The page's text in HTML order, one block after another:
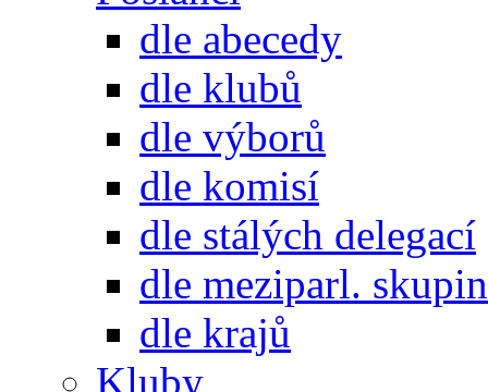
dle abecedy
dle klubů
dle výborů
dle komisí
dle stálých delegací
dle meziparl. skupin
dle krajů
Kluby